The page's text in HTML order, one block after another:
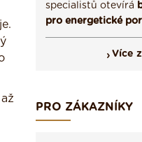
specialistů otevírá
pro energetické
Více
PRO ZÁKAZNÍKY